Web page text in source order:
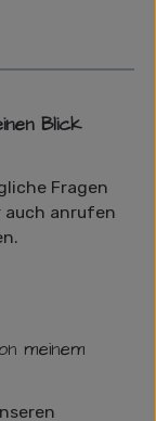
Blick
Fragen
auch anrufen
meinem